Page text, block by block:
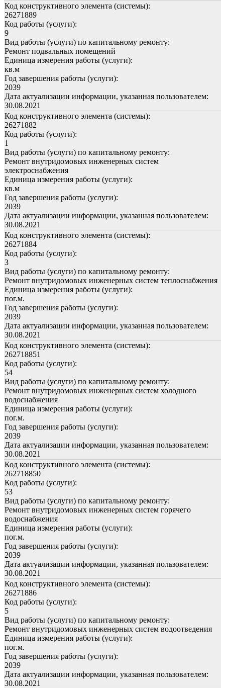
Код конструктивного элемента (системы):
26271889
Код работы (услуги):
9
Вид работы (услуги) по капитальному ремонту:
Ремонт подвальных помещений
Единица измерения работы (услуги):
кв.м
Год завершения работы (услуги):
2039
Дата актуализации информации, указанная пользователем:
30.08.2021
Код конструктивного элемента (системы):
26271882
Код работы (услуги):
1
Вид работы (услуги) по капитальному ремонту:
Ремонт внутридомовых инженерных систем
электроснабжения
Единица измерения работы (услуги):
кв.м
Год завершения работы (услуги):
2039
Дата актуализации информации, указанная пользователем:
30.08.2021
Код конструктивного элемента (системы):
26271884
Код работы (услуги):
3
Вид работы (услуги) по капитальному ремонту:
Ремонт внутридомовых инженерных систем теплоснабжения
Единица измерения работы (услуги):
пог.м.
Год завершения работы (услуги):
2039
Дата актуализации информации, указанная пользователем:
30.08.2021
Код конструктивного элемента (системы):
262718851
Код работы (услуги):
54
Вид работы (услуги) по капитальному ремонту:
Ремонт внутридомовых инженерных систем холодного
водоснабжения
Единица измерения работы (услуги):
пог.м.
Год завершения работы (услуги):
2039
Дата актуализации информации, указанная пользователем:
30.08.2021
Код конструктивного элемента (системы):
262718850
Код работы (услуги):
53
Вид работы (услуги) по капитальному ремонту:
Ремонт внутридомовых инженерных систем горячего
водоснабжения
Единица измерения работы (услуги):
пог.м.
Год завершения работы (услуги):
2039
Дата актуализации информации, указанная пользователем:
30.08.2021
Код конструктивного элемента (системы):
26271886
Код работы (услуги):
5
Вид работы (услуги) по капитальному ремонту:
Ремонт внутридомовых инженерных систем водоотведения
Единица измерения работы (услуги):
пог.м.
Год завершения работы (услуги):
2039
Дата актуализации информации, указанная пользователем:
30.08.2021